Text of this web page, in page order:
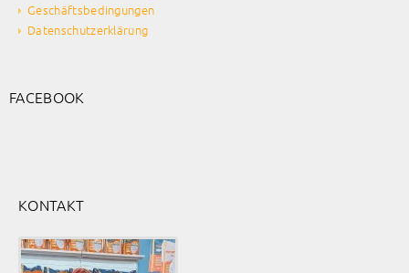
Geschäftsbedingungen
Datenschutzerklärung
FACEBOOK
KONTAKT